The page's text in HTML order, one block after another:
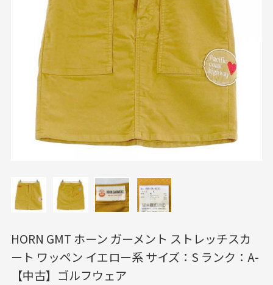
HORN GMT ホーン ガーメント ストレッチスカ
ート ワッペン イエロー系 サイズ：S ランク：A-
【中古】ゴルフウェア